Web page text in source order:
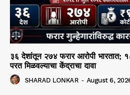
३६ देशांतून २७४ फरार आरोपी भारतात;
परत मिळवल्याचा केंद्राचा दावा
SHARAD LONKAR - August 6,